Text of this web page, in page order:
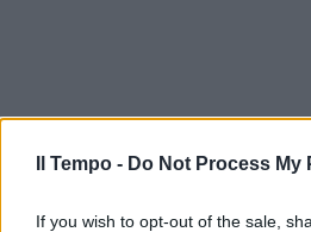
Il Tempo - Do Not Process
If you wish to opt-out of the sale,